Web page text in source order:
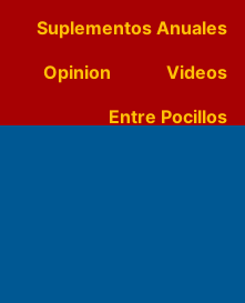
Suplementos Anuales
Opinion
Videos
Entre Pocillos